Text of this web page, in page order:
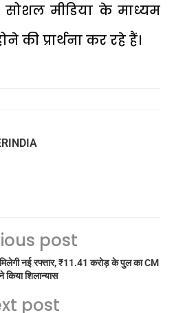
सोशल मीडिया के माध्यम
की प्रार्थना कर रहे हैं।
post
नई रफ्तार, ₹11.41 करोड़ के पुल का CM
किया शिलान्यास
post